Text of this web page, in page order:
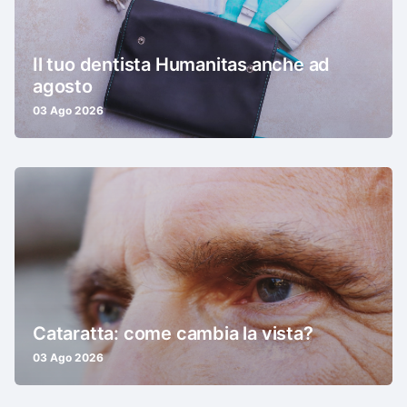
Il tuo dentista Humanitas anche ad
agosto
03 Ago 2026
Cataratta: come cambia la vista?
03 Ago 2026